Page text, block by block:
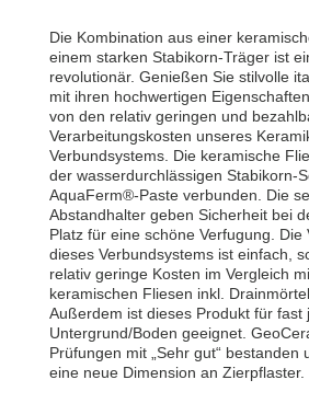
Die Kombination aus einer
einem starken Stabikorn-Träger ist
revolutionär. Genießen Sie stilvolle
mit ihren hochwertigen
von den relativ geringen und
Verarbeitungskosten unseres
Verbundsystems. Die keramische
der wasserdurchlässigen Stabikorn-
AquaFerm®-Paste verbunden. Die
Abstandhalter geben Sicherheit bei
Platz für eine schöne Verfugung. Die
dieses Verbundsystems ist einfach,
relativ geringe Kosten im Vergleich
keramischen Fliesen inkl.
Außerdem ist dieses Produkt für fast
Untergrund/Boden geeignet.
Prüfungen mit „Sehr gut“ bestanden
eine neue Dimension an Zierpflaster.